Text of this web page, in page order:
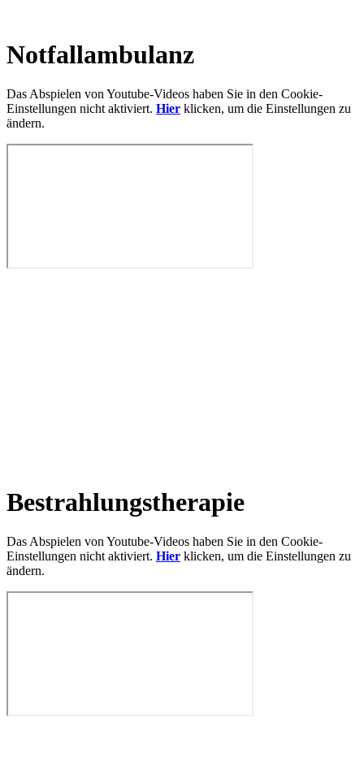
Notfallambulanz
Das Abspielen von Youtube-Videos haben Sie in den Cookie-
Einstellungen nicht aktiviert. Hier klicken, um die Einstellungen zu
ändern.
Bestrahlungstherapie
Das Abspielen von Youtube-Videos haben Sie in den Cookie-
Einstellungen nicht aktiviert. Hier klicken, um die Einstellungen zu
ändern.